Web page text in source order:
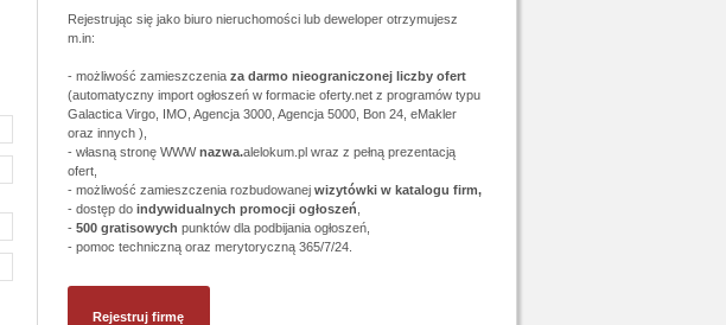
Rejestrując się jako biuro nieruchomości lub deweloper otrzymujesz
m.in:
- możliwość zamieszczenia za darmo nieograniczonej liczby ofert
(automatyczny import ogłoszeń w formacie oferty.net z programów typu
Galactica Virgo, IMO, Agencja 3000, Agencja 5000, Bon 24, eMakler
oraz innych ),
- własną stronę WWWnazwa.alelokum.pl wraz z pełną prezentacją
ofert,
- możliwość zamieszczenia rozbudowanej wizytówki w katalogu firm,
- dostęp do indywidualnych promocji ogłoszeń
- 500 gratisowych punktów dla podbijania ogłoszeń,
- pomoc techniczną oraz merytoryczną 365/7/24.
Rejestruj firmę